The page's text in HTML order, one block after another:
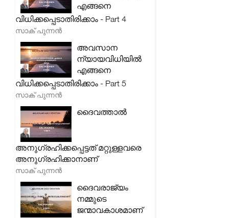
എങ്ങനെ
വിധിക്കപ്പെടാതിരിക്കാം - Part 4
സാക് പുന്നൻ
അവസാന
ന്യായവിധിയിൽ
എങ്ങനെ
വിധിക്കപ്പെടാതിരിക്കാം - Part 5
സാക് പുന്നൻ
ദൈവത്താൽ
അനുഗ്രഹിക്കപ്പെട്ടത് മറ്റുള്ളവരെ
അനുഗ്രഹിക്കാനാണ്
സാക് പുന്നൻ
ദൈവരാജ്യം
നമ്മുടെ
ജന്മാവകാശമാണ്